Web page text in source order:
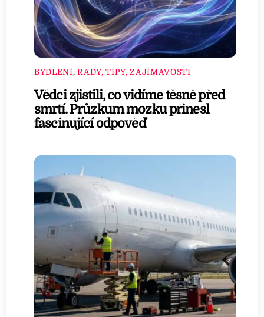
BYDLENÍ,RADY, TIPY, ZAJÍMAVOSTI
Vědci zjistili, co vidíme těsně před
smrtí. Průzkum mozku přinesl
fascinující odpověď